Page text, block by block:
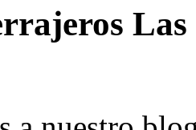
Las